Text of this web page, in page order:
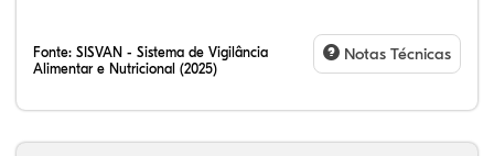
Fonte: SISVAN - Sistema de Vigilância
Alimentar e Nutricional (2025)
Notas Técnicas